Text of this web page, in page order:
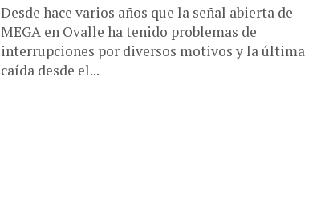
Desde hace varios años que la señal abierta de
MEGA en Ovalle ha tenido problemas de
interrupciones por diversos motivos y la última
caída desde el...